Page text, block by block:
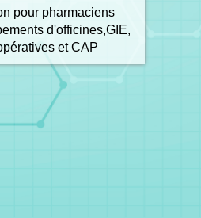
pour pharmaciens
d'officines,GIE,
et CAP